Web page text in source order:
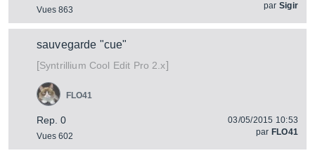
Vues 863
par Sigir
sauvegarde "cue"
[Syntrillium Cool Edit Pro 2.x]
Rep. 0
Vues 602
FLO41
03/05/2015 10:53
par FLO41